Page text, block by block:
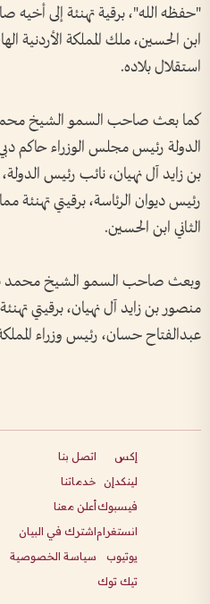
"حفظه الله"، برقية تهنئة إلى أخيه
ابن الحسين، ملك المملكة الأردنية
استقلال بلاده.
كما بعث صاحب السمو الشيخ
الدولة رئيس مجلس الوزراء حاكم
بن زايد آل نهيان، نائب رئيس
رئيس ديوان الرئاسة، برقيتي تهنئة
الثاني ابن الحسين.
وبعث صاحب السمو الشيخ محمد
منصور بن زايد آل نهيان، برقيتي
عبدالفتاح حسان، رئيس وزراء
إكس
لينكدإن
فيسبوك
انستغرام
يوتيوب
تيك توك
اتصل بنا
خدماتنا
أعلن معنا
اشترك في البيان
سياسة الخصوصية